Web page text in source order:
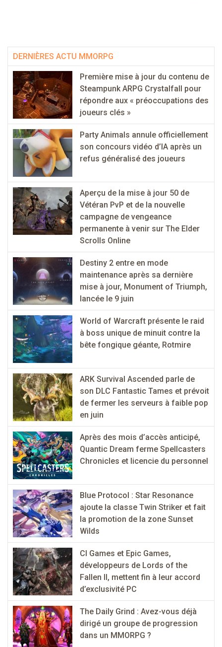
DERNIÈRES ACTU MMORPG
Première mise à jour du contenu de
Steampunk ARPG Crystalfall pour
répondre aux « préoccupations des
joueurs clés »
Party Animals annule officiellement
son concours vidéo d’IA après un
refus généralisé des joueurs
Aperçu de la mise à jour 50 de
Vétéran PvP et de la nouvelle
campagne de vengeance
permanente à venir sur The Elder
Scrolls Online
Destiny 2 entre en mode
maintenance après sa dernière
mise à jour, Monument of Triumph,
lancée le 9 juin
World of Warcraft présente le raid
à boss unique de minuit contre la
bête fongique géante, Rotmire
ARK Survival Ascended parle de
son DLC Fantastic Tames et prévoit
de fermer les serveurs à faible pop
en juin
Après des mois d’accès anticipé,
Quantic Dream ferme Spellcasters
Chronicles et licencie du personnel
Blue Protocol : Star Resonance
ajoute la classe Twin Striker et fait
la promotion de la zone Sunset
Wilds
CI Games et Epic Games,
développeurs de Lords of the
Fallen II, mettent fin à leur accord
d’exclusivité PC
The Daily Grind : Avez-vous déjà
dirigé un groupe de progression
dans un MMORPG ?